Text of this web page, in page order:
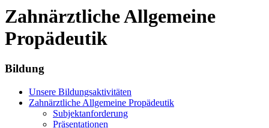
Zahnärztliche Allgemeine
Propädeutik
Bildung
Unsere Bildungsaktivitäten
Zahnärztliche Allgemeine Propädeutik
Subjektanforderung
Präsentationen